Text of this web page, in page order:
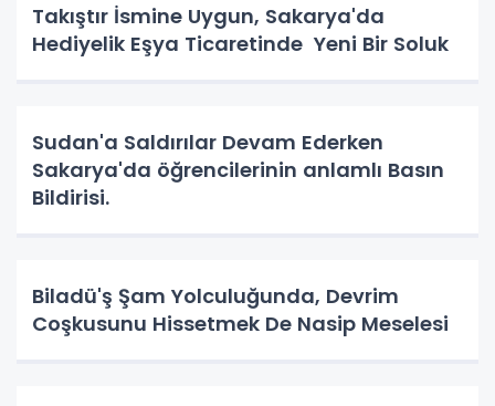
Takıştır İsmine Uygun, Sakarya'da
Hediyelik Eşya Ticaretinde Yeni Bir Soluk
Sudan'a Saldırılar Devam Ederken
Sakarya'da öğrencilerinin anlamlı Basın
Bildirisi.
Biladü'ş Şam Yolculuğunda, Devrim
Coşkusunu Hissetmek De Nasip Meselesi